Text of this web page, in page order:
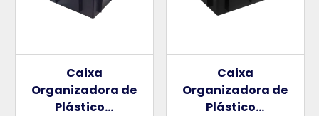
Caixa
Organizadora de
Plástico...
Caixa
Organizadora de
Plástico...